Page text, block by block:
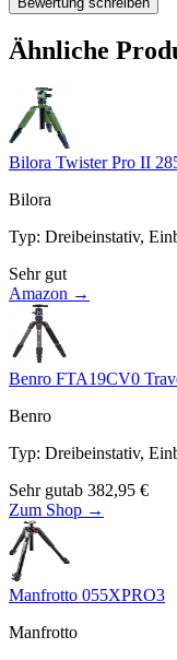
Ähnliche
Bilora Twister Pro II
Bilora
Typ: Dreibeinstativ,
Sehr gut
Amazon →
Benro FTA19CV0
Benro
Typ: Dreibeinstativ,
Sehr gutab 382,95 €
Zum Shop →
Manfrotto 055XPRO3
Manfrotto